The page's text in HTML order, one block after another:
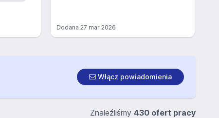
Dodana 27 mar 2026
Włącz powiadomienia
Znaleźliśmy 430 ofert pracy